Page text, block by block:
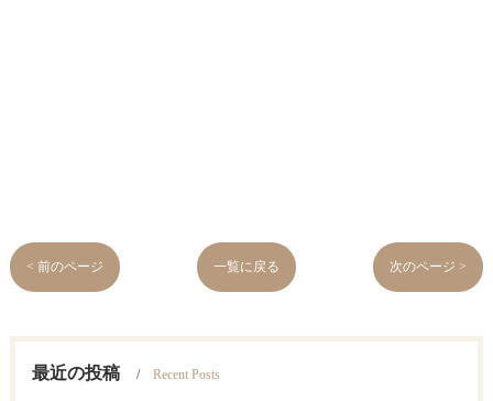
< 前のページ 一覧に戻る 次のページ >
最近の投稿 Recent Posts